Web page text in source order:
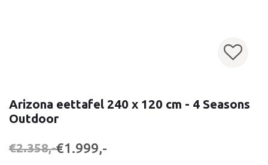
Arizona eettafel 240 x 120 cm - 4 Seasons
Outdoor
€2.358,-€1.999,-